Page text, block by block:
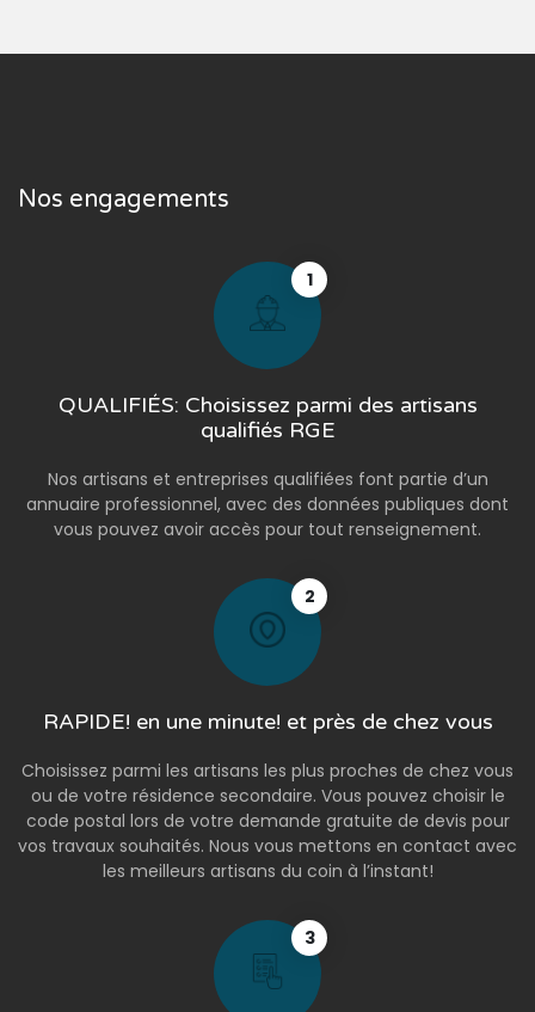
Nos engagements
1
QUALIFIÉS: Choisissez parmi des artisans
qualifiés RGE
Nos artisans et entreprises qualifiées font partie d’un
annuaire professionnel, avec des données publiques dont
vous pouvez avoir accès pour tout renseignement.
2
RAPIDE! en une minute! et près de chez vous
Choisissez parmi les artisans les plus proches de chez vous
ou de votre résidence secondaire. Vous pouvez choisir le
code postal lors de votre demande gratuite de devis pour
vos travaux souhaités. Nous vous mettons en contact avec
les meilleurs artisans du coin à l’instant!
3